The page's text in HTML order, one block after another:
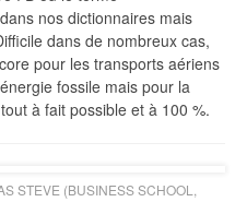
nos dictionnaires mais
dans de nombreux cas,
pour les transports aériens
fossile mais pour la
à fait possible et à 100 %.
STEVE (BUSINESS SCHOOL,